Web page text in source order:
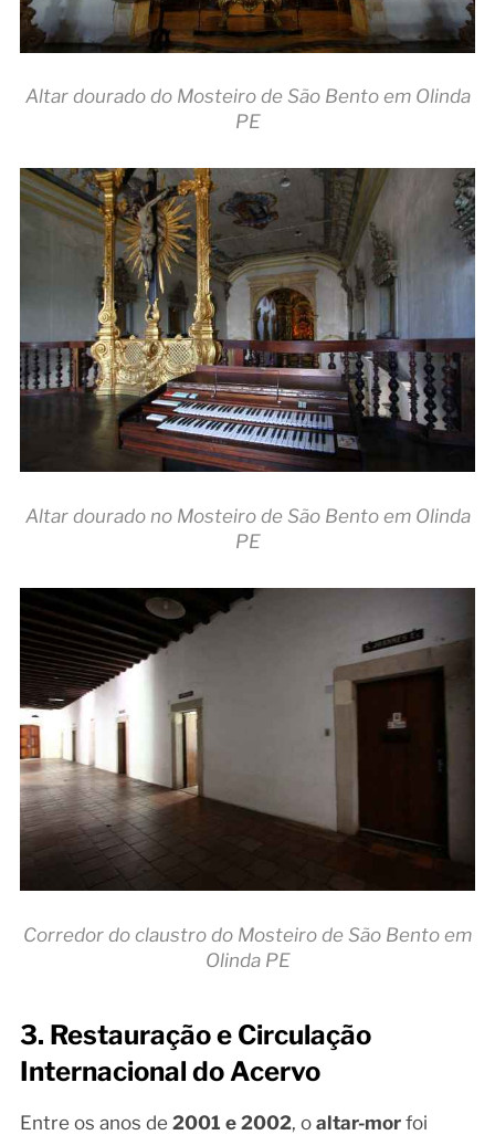
Altar dourado do Mosteiro de São Bento em Olinda
PE
Altar dourado no Mosteiro de São Bento em Olinda
PE
Corredor do claustro do Mosteiro de São Bento em
Olinda PE
3. Restauração e Circulação
Internacional do Acervo
Entre os anos de 2001 e 2002, o altar-morfoi